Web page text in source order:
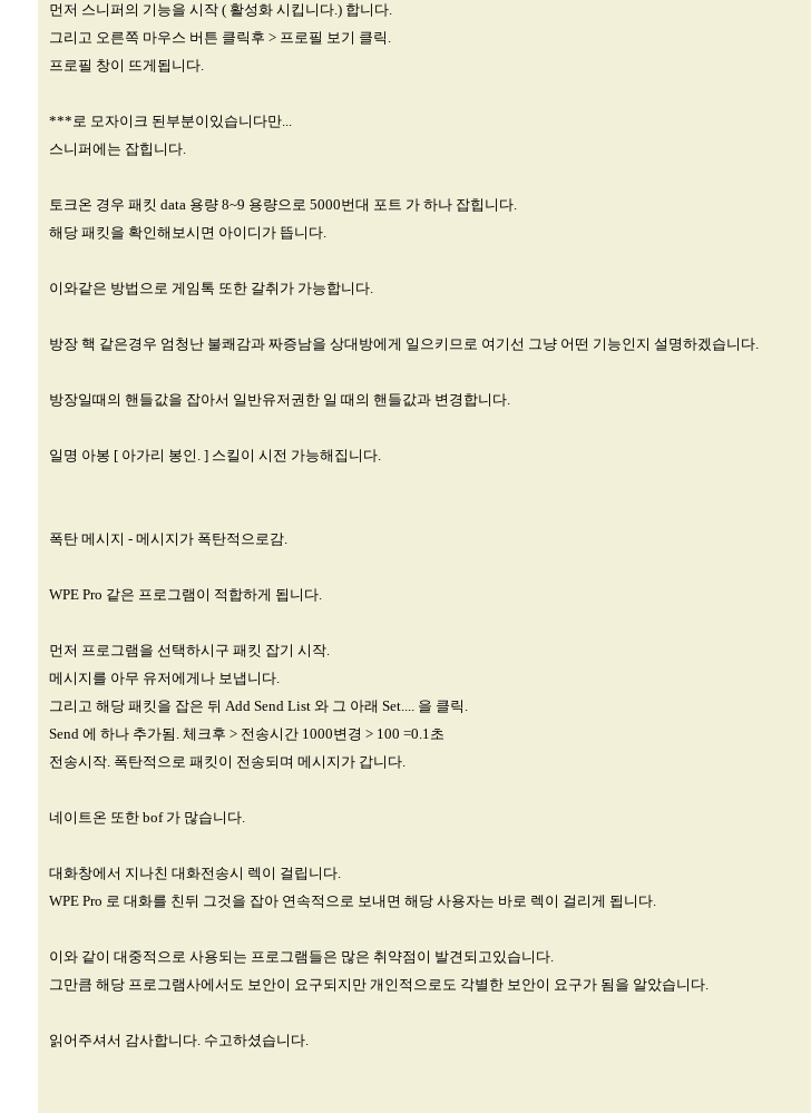
먼저 스니퍼의 기능을 시작 ( 활성화 시킵니다.) 합니다.
그리고 오른쪽 마우스 버튼 클릭후 > 프로필 보기 클릭.
프로필 창이 뜨게됩니다.
***로 모자이크 된부분이있습니다만...
스니퍼에는 잡힙니다.
토크온 경우 패킷 data 용량 8~9 용량으로 5000번대 포트 가 하나 잡힙니다.
해당 패킷을 확인해보시면 아이디가 뜹니다.
이와같은 방법으로 게임톡 또한 갈취가 가능합니다.
방장 핵 같은경우 엄청난 불쾌감과 짜증남을 상대방에게 일으키므로 여기선 그냥 어떤 기능인지 설명하겠습니다.
방장일때의 핸들값을 잡아서 일반유저권한 일 때의 핸들값과 변경합니다.
일명 아봉 [ 아가리 봉인. ] 스킬이 시전 가능해집니다.
폭탄 메시지 - 메시지가 폭탄적으로감.
WPE Pro 같은 프로그램이 적합하게 됩니다.
먼저 프로그램을 선택하시구 패킷 잡기 시작.
메시지를 아무 유저에게나 보냅니다.
그리고 해당 패킷을 잡은 뒤 Add Send List 와 그 아래 Set.... 을 클릭.
Send 에 하나 추가됨. 체크후 > 전송시간 1000변경 > 100 =0.1초
전송시작. 폭탄적으로 패킷이 전송되며 메시지가 갑니다.
네이트온 또한 bof 가 많습니다.
대화창에서 지나친 대화전송시 렉이 걸립니다.
WPE Pro 로 대화를 친뒤 그것을 잡아 연속적으로 보내면 해당 사용자는 바로 렉이 걸리게 됩니다.
이와 같이 대중적으로 사용되는 프로그램들은 많은 취약점이 발견되고있습니다.
그만큼 해당 프로그램사에서도 보안이 요구되지만 개인적으로도 각별한 보안이 요구가 됨을 알았습니다.
읽어주셔서 감사합니다. 수고하셨습니다.